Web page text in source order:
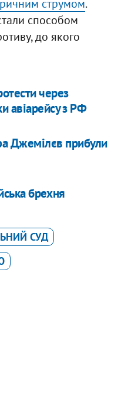
струмом.
способом
до якого
через
авіарейсу з РФ
Джемілєв прибули
брехня
СУД